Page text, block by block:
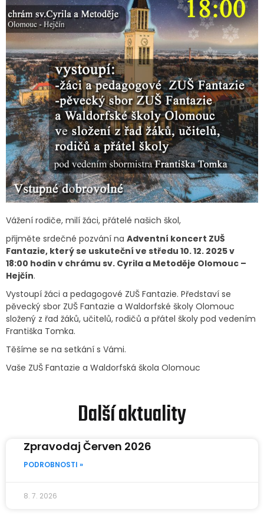
Vážení rodiče, milí žáci, přátelé našich škol,
přijměte srdečné pozvání na Adventní koncert ZUŠ
Fantazie, který se uskuteční ve středu 10. 12. 2025 v
18:00 hodin v chrámu sv. Cyrila a Metoděje Olomouc –
Hejčín.
Vystoupí žáci a pedagogové ZUŠ Fantazie. Představí se
pěvecký sbor ZUŠ Fantazie a Waldorfské školy Olomouc
složený z řad žáků, učitelů, rodičů a přátel školy pod vedením
Františka Tomka.
Těšíme se na setkání s Vámi.
Vaše ZUŠ Fantazie a Waldorfská škola Olomouc
Další aktuality
Zpravodaj Červen 2026
PODROBNOSTI »
8. 7. 2026